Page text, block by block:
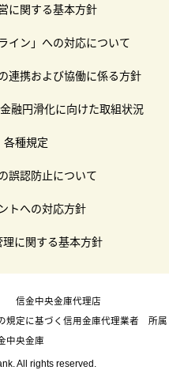
に関する基本方針
イン」への対応について
連携および協働に係る方針
金融円滑化に向けた取組状況
各種規定
誤認防止について
トへの対応方針
に関する基本方針
信金中央金庫代理店
定に基づく信用金庫代理業者 所属
中央金庫
All rights reserved.